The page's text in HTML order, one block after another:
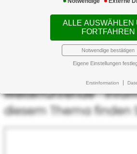
ALLE AUSWÄHLEN
FORTFAHREN
Notwendige bestätigen
Eigene Einstellungen
Erstinformation
geschützt sind. Falls
schädigen,
richtigen
Folgekosten auf Sie
Weiterführende
diesem Thema finden